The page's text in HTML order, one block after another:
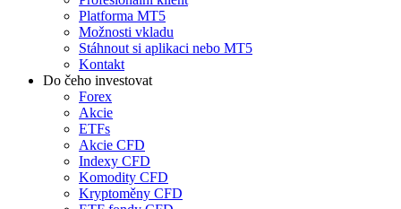
Platforma MT5
Možnosti vkladu
Stáhnout si aplikaci nebo MT5
Kontakt
Do čeho investovat
Forex
Akcie
ETFs
Akcie CFD
Indexy CFD
Komodity CFD
Kryptoměny CFD